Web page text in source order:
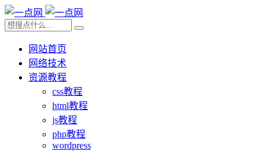
网站首页
网络技术
资源教程
css教程
html教程
js教程
php教程
wordpress